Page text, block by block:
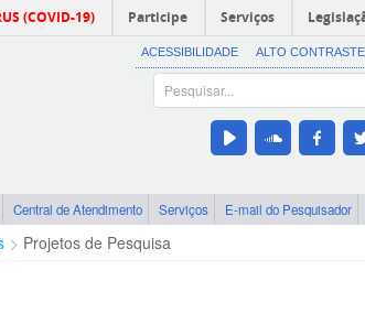
(COVID-19) Participe Serviços
ACESSIBILIDADE ALTO CONTRASTE
Central de Atendimento Serviços E-mail do Pesquisador
Projetos de Pesquisa